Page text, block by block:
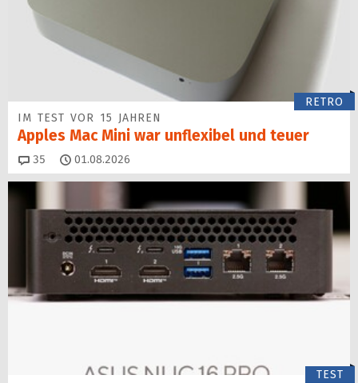
RETRO
IM TEST VOR 15 JAHREN
Apples Mac Mini war unflexibel und teuer
35 Kommentare
01.08.2026
TEST